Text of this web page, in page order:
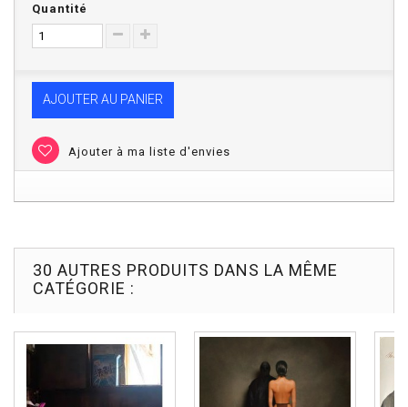
Quantité
AJOUTER AU PANIER
Ajouter à ma liste d'envies
30 AUTRES PRODUITS DANS LA MÊME
CATÉGORIE :